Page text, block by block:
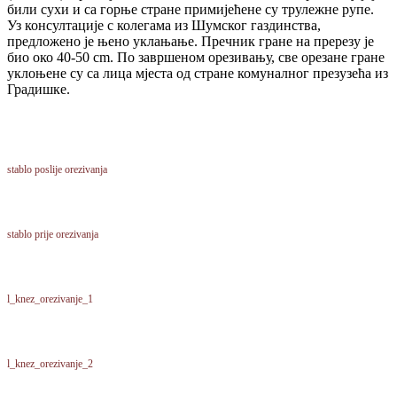
били сухи и са горње стране примијећене су трулежне рупе.
Уз консултације с колегама из Шумског газдинства,
предложено је њено уклањање. Пречник гране на пререзу је
био око 40-50 cm. По завршеном орезивању, све орезане гране
уклоњене су са лица мјеста од стране комуналног презузећа из
Градишке.
stablo poslije orezivanja
stablo prije orezivanja
l_knez_orezivanje_1
l_knez_orezivanje_2